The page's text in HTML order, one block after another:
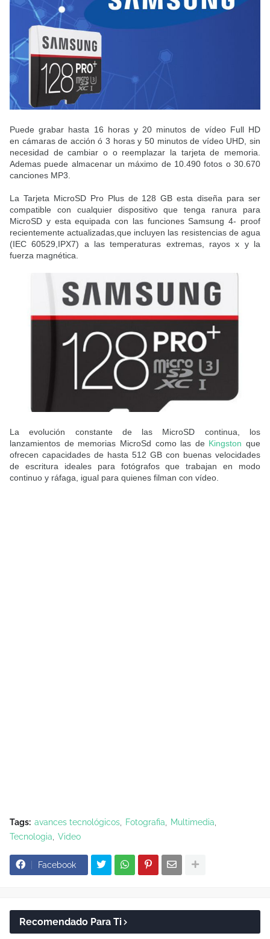
Puede grabar hasta 16 horas y 20 minutos de vídeo Full HD
en cámaras de acción ó 3 horas y 50 minutos de vídeo UHD, sin
necesidad de cambiar o o reemplazar la tarjeta de memoria.
Ademas puede almacenar un máximo de 10.490 fotos o 30.670
canciones MP3.
La Tarjeta MicroSD Pro Plus de 128 GB esta diseña para ser
compatible con cualquier dispositivo que tenga ranura para
MicroSD y esta equipada con las funciones Samsung 4- proof
recientemente actualizadas,que incluyen las resistencias de agua
(IEC 60529,IPX7) a las temperaturas extremas, rayos x y la
fuerza magnética.
La evolución constante de las MicroSD continua, los
lanzamientos de memorias MicroSd como las deKingston que
ofrecen capacidades de hasta 512 GB con buenas velocidades
de escritura ideales para fotógrafos que trabajan en modo
continuo y ráfaga, igual para quienes filman con vídeo.
Tags: avances tecnológicos Fotografia
Multimedia
Tecnologia
Video
Facebook
Recomendado Para Ti